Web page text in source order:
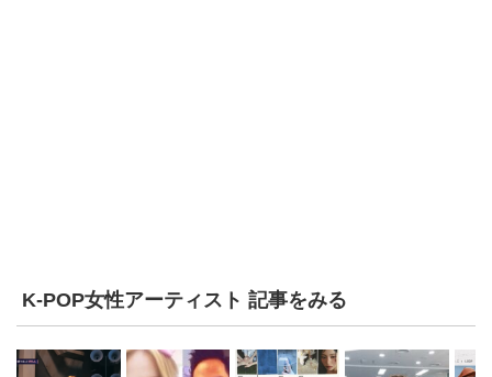
K-POP女性アーティスト 記事をみる